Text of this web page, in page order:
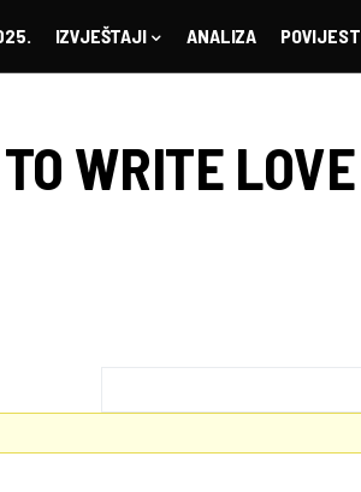
IZVJEŠTAJI ANALIZA POVIJEST
WRITE LOVE